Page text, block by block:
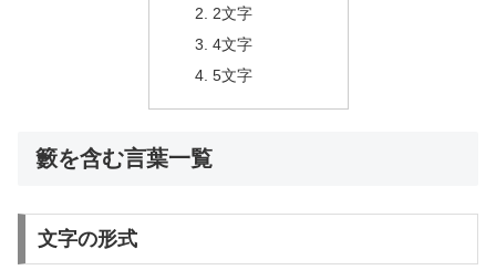
2文字
4文字
5文字
籔を含む言葉一覧
文字の形式